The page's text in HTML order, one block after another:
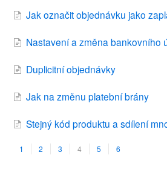
Jak označit objednávku jako
Nastavení a změna bankovního
Duplicitní objednávky
Jak na změnu platební brány
Stejný kód produktu a sdílení
1 2 3 4 5 6